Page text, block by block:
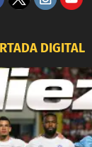
DIGITAL